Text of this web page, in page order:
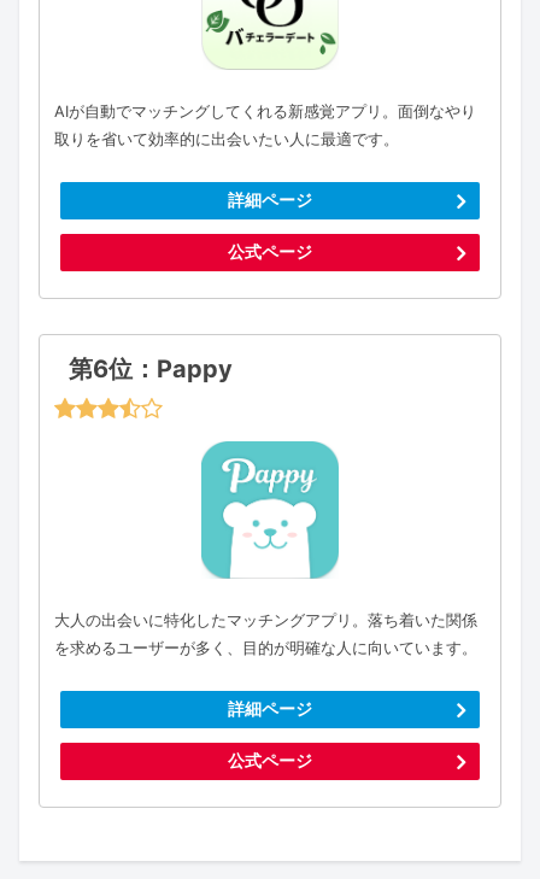
AIが自動でマッチングしてくれる新感覚アプリ。面倒なやり
取りを省いて効率的に出会いたい人に最適です。
詳細ページ
公式ページ
第6位：Pappy
大人の出会いに特化したマッチングアプリ。落ち着いた関係
を求めるユーザーが多く、目的が明確な人に向いています。
詳細ページ
公式ページ